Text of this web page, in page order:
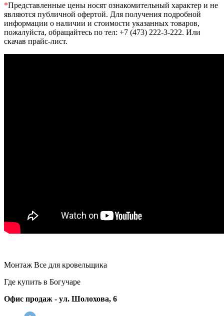
*Представленные цены носят ознакомительный характер и не
являются публичной офертой. Для получения подробной
информации о наличии и стоимости указанных товаров,
пожалуйста, обращайтесь по тел: +7 (473) 222-3-222. Или
скачав прайс-лист.
Монтаж Все для кровельщика
Где купить в Богучаре
Офис продаж - ул. Шолохова, 6